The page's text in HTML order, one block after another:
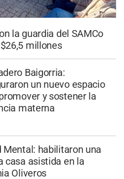
la guardia del SAMCo
millones
Baigorria:
un nuevo espacio
y sostener la
materna
Mental: habilitaron una
casa asistida en la
Oliveros